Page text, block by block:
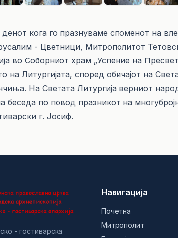
кога го празнуваме споменот на
- Цветници, Митрополитот
во Соборниот храм „Успение на
на Литургијата, според обичајот на
На Светата Литургија верниот
беседа по повод празникот на
г. Јосиф.
- гостиварска
Навигација
Почетна
Митрополит